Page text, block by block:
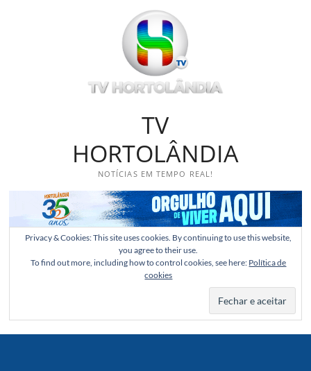
TV
HORTOLÂNDIA
NOTÍCIAS EM TEMPO REAL!
Privacy & Cookies: This site uses cookies. By continuing to use this website,
you agree to their use.
To find out more, including how to control cookies, see here: Política de
cookies